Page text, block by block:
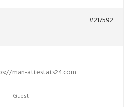
#217592
man-attestats24.com
Guest